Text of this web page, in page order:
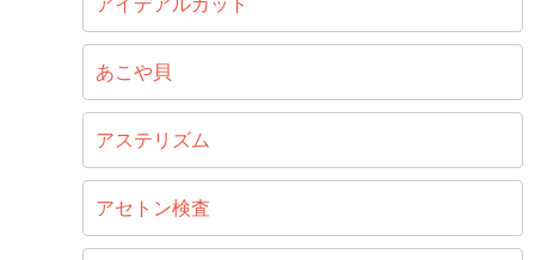
あこや貝
アステリズム
アセトン検査